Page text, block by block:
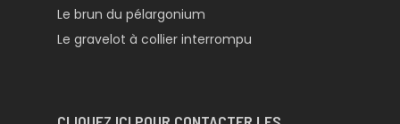
Le brun du pélargonium
Le gravelot à collier interrompu